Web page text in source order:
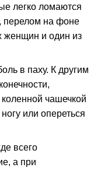
легко ломаются
перелом на фоне
женщин и один из
в паху. К другим
чашечкой
или опереться
всего
а при